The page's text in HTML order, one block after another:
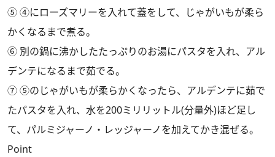
⑤ ④にローズマリーを入れて蓋をして、じゃがいもが柔ら
かくなるまで煮る。
⑥ 別の鍋に沸かしたたっぷりのお湯にパスタを入れ、アル
デンテになるまで茹でる。
⑦ ⑤のじゃがいもが柔らかくなったら、アルデンテに茹で
たパスタを入れ、水を200ミリリットル(分量外)ほど足し
て、パルミジャーノ・レッジャーノを加えてかき混ぜる。
Point